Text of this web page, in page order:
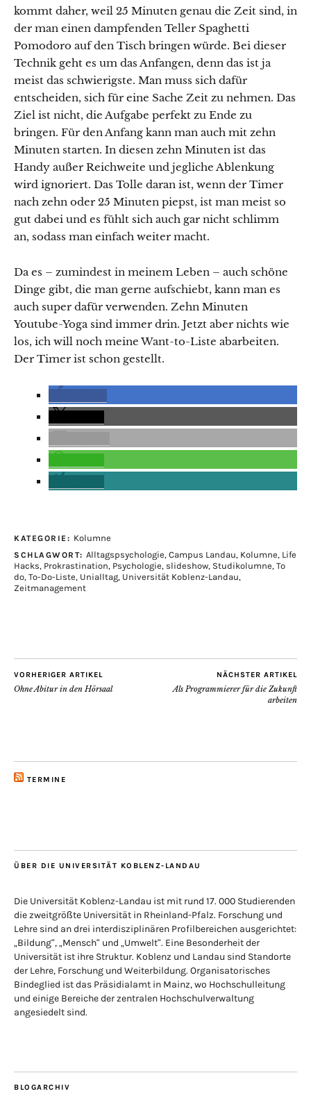
kommt daher, weil 25 Minuten genau die Zeit sind, in
der man einen dampfenden Teller Spaghetti
Pomodoro auf den Tisch bringen würde. Bei dieser
Technik geht es um das Anfangen, denn das ist ja
meist das schwierigste. Man muss sich dafür
entscheiden, sich für eine Sache Zeit zu nehmen. Das
Ziel ist nicht, die Aufgabe perfekt zu Ende zu
bringen. Für den Anfang kann man auch mit zehn
Minuten starten. In diesen zehn Minuten ist das
Handy außer Reichweite und jegliche Ablenkung
wird ignoriert. Das Tolle daran ist, wenn der Timer
nach zehn oder 25 Minuten piepst, ist man meist so
gut dabei und es fühlt sich auch gar nicht schlimm
an, sodass man einfach weiter macht.
Da es – zumindest in meinem Leben – auch schöne
Dinge gibt, die man gerne aufschiebt, kann man es
auch super dafür verwenden. Zehn Minuten
Youtube-Yoga sind immer drin. Jetzt aber nichts wie
los, ich will noch meine Want-to-Liste abarbeiten.
Der Timer ist schon gestellt.
KATEGORIE: Kolumne
SCHLAGWORT: Alltagspsychologie, Campus Landau, Kolumne, Life
Hacks, Prokrastination, Psychologie, slideshow, Studikolumne, To
do, To-Do-Liste, Unialltag, Universität Koblenz-Landau,
Zeitmanagement
VORHERIGER ARTIKEL
Ohne Abitur in den Hörsaal
NÄCHSTER ARTIKEL
Als Programmierer für die Zukunft
arbeiten
TERMINE
ÜBER DIE UNIVERSITÄT KOBLENZ-LANDAU
Die Universität Koblenz-Landau ist mit rund 17. 000 Studierenden
die zweitgrößte Universität in Rheinland-Pfalz. Forschung und
Lehre sind an drei interdisziplinären Profilbereichen ausgerichtet:
„Bildung“, „Mensch“ und „Umwelt“. Eine Besonderheit der
Universität ist ihre Struktur. Koblenz und Landau sind Standorte
der Lehre, Forschung und Weiterbildung. Organisatorisches
Bindeglied ist das Präsidialamt in Mainz, wo Hochschulleitung
und einige Bereiche der zentralen Hochschulverwaltung
angesiedelt sind.
BLOGARCHIV